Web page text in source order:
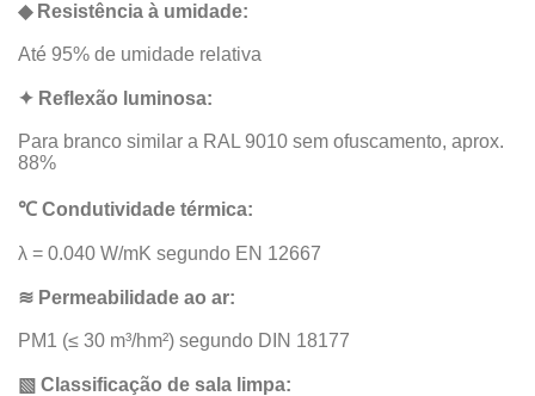
◆ Resistência à umidade:
Até 95% de umidade relativa
✦ Reflexão luminosa:
Para branco similar a RAL 9010 sem ofuscamento, aprox.
88%
℃ Condutividade térmica:
λ = 0.040 W/mK segundo EN 12667
≋ Permeabilidade ao ar:
PM1 (≤ 30 m³/hm²) segundo DIN 18177
▧ Classificação de sala limpa: